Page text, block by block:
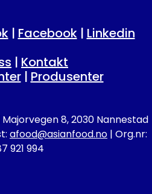
| Facebook| Linkedin
| Kontakt
| Produsenter
Majorvegen 8, 2030 Nannestad
afood@asianfood.no | Org.nr:
921 994